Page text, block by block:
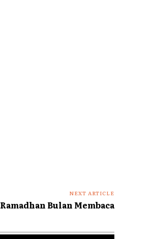
NEXT ARTICLE
Ramadhan Bulan Membaca